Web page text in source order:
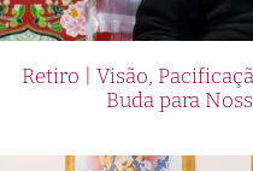
Retiro | Visão,
Buda para